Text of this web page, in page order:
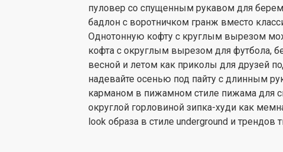
пуловер со спущенным рукавом для
бадлон с воротничком гранж вместо
Однотонную кофту с круглым вырезом
кофта с округлым вырезом для футбола,
весной и летом как приколы для друзей
надевайте осенью под пайту с длинным
карманом в пижамном стиле пижама для
округлой горловиной зипка-худи как
look образа в стиле underground и трендов